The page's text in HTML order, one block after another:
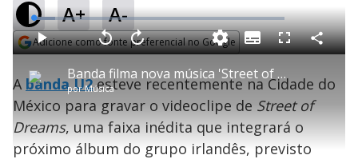
A+ A-
Adicione como fonte preferencial no Google
Opens in new window P
l
Banda filma nova música 'Street of Dreams' no México
porMúsica
P V
a
r
0
s
e
n
d
A
n
ç
a
1
s
e
u
n
L
o
a
d
e
.
6
2
%
S
u
b
i
t
l
F
l
s
c
e
e
n
C
o
a
r
A banda U2esteve recentemente na Cidade do
México para gravar o videoclipe de Street of
Dreams, uma faixa inédita que integrará o
próximo álbum do grupo irlandês, previsto